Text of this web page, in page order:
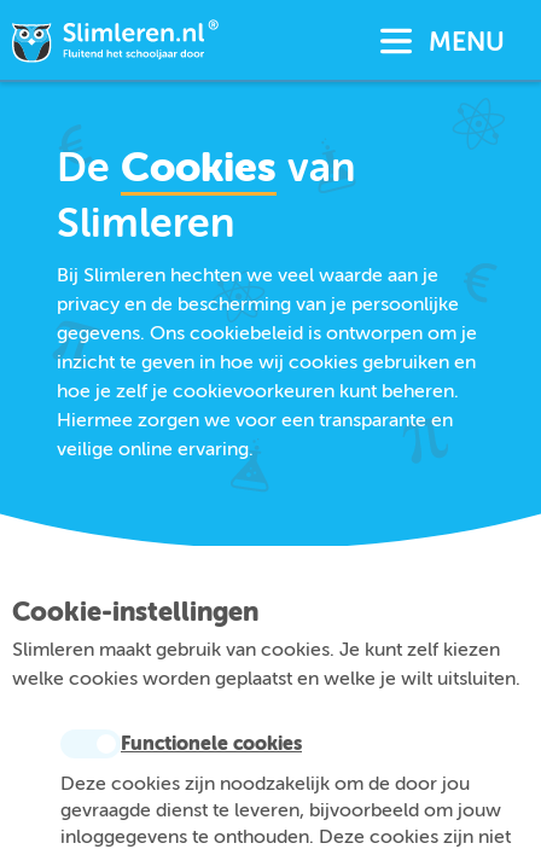
MENU
De Cookies van
Slimleren
Bij Slimleren hechten we veel waarde aan je
privacy en de bescherming van je persoonlijke
gegevens. Ons cookiebeleid is ontworpen om je
inzicht te geven in hoe wij cookies gebruiken en
hoe je zelf je cookievoorkeuren kunt beheren.
Hiermee zorgen we voor een transparante en
veilige online ervaring.
Cookie-instellingen
Slimleren maakt gebruik van cookies. Je kunt zelf kiezen
welke cookies worden geplaatst en welke je wilt uitsluiten.
Functionele cookies
Deze cookies zijn noodzakelijk om de door jou
gevraagde dienst te leveren, bijvoorbeeld om jouw
inloggegevens te onthouden. Deze cookies zijn niet